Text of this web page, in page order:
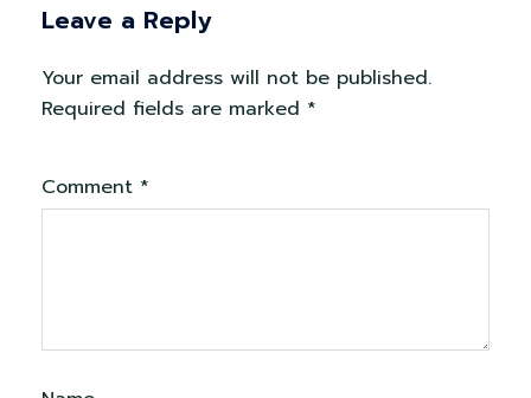
Leave a Reply
Your email address will not be published.
Required fields are marked *
Comment *